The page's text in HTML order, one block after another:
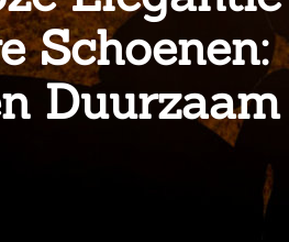
Schoenen:
Duurzaam